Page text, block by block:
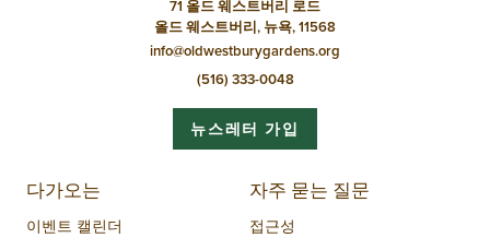
71 올드 웨스트버리 로드
올드 웨스트버리, 뉴욕, 11568
info@oldwestburygardens.org
(516) 333-0048
뉴스레터 가입
다가오는
이벤트 캘린더
자주 묻는 질문
접근성